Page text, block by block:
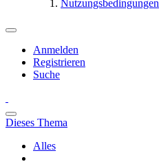
Nutzungsbedingungen
Anmelden
Registrieren
Suche
Dieses Thema
Alles